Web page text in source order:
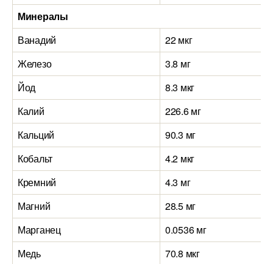
Минералы
Ванадий
22 мкг
Железо
3.8 мг
Йод
8.3 мкг
Калий
226.6 мг
Кальций
90.3 мг
Кобальт
4.2 мкг
Кремний
4.3 мг
Магний
28.5 мг
Марганец
0.0536 мг
Медь
70.8 мкг